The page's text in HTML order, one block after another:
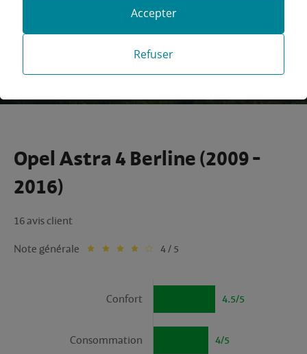
Opel Astra 4 Berline (2009 -
2016)
16 avis client
Note générale 4 / 5
4.5/5
Confort
4/5
Consommation
Refuser
Accepter